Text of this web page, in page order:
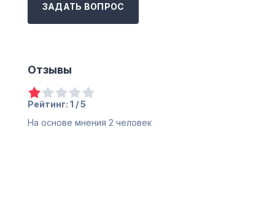
ЗАДАТЬ ВОПРОС
Отзывы
Рейтинг: 1 / 5
На основе мнения 2 человек